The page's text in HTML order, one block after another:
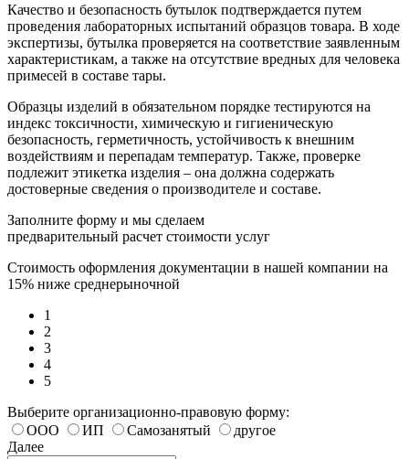
Качество и безопасность бутылок подтверждается путем
проведения лабораторных испытаний образцов товара. В ходе
экспертизы, бутылка проверяется на соответствие заявленным
характеристикам, а также на отсутствие вредных для человека
примесей в составе тары.
Образцы изделий в обязательном порядке тестируются на
индекс токсичности, химическую и гигиеническую
безопасность, герметичность, устойчивость к внешним
воздействиям и перепадам температур. Также, проверке
подлежит этикетка изделия – она должна содержать
достоверные сведения о производителе и составе.
Заполните форму и мы сделаем
предварительный расчет стоимости услуг
Стоимость оформления документации в нашей компании на
15% ниже среднерыночной
1
2
3
4
5
Выберите организационно-правовую форму:
ООО
ИП Самозанятый
другое
Далее